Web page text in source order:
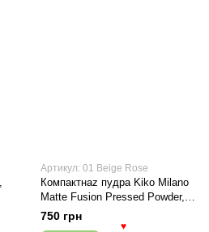
Артикул: 01 Beige Rose
Компактнаz пудра Kiko Milano
Matte Fusion Pressed Powder,
01 Beige Rose, 12 г
750 грн